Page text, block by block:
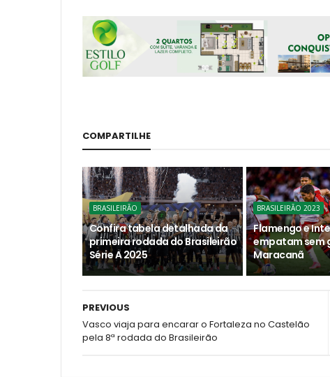
COMPARTILHE
BRASILEIRÃO
Confira tabela detalhada da
primeira rodada do Brasileirão
Série A 2025
BRASILEIRÃO 2023
Flamengo e
empatam sem
Maracanã
PREVIOUS
Vasco viaja para encarar o Fortaleza no Castelão
pela 8ª rodada do Brasileirão